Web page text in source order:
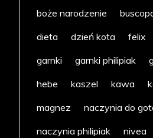
boże narodzenie
dieta
dzień kota felix
garnki
garnki philipiak
hebe
kaszel kawa
magnez
naczynia do
naczynia philipiak
nivea